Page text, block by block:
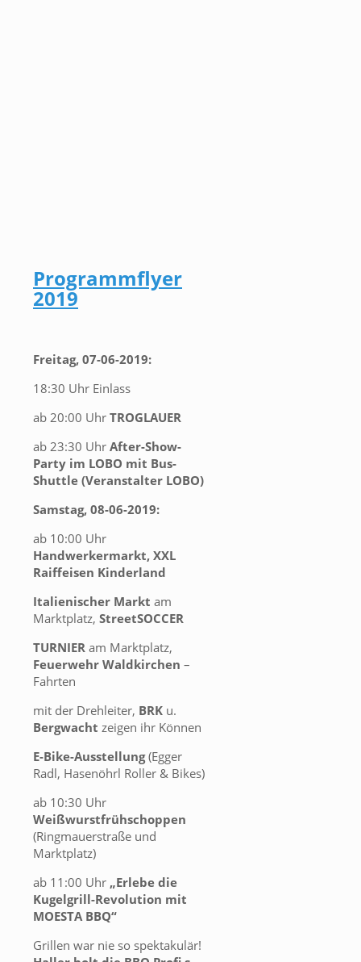
Programmflyer
2019
Freitag, 07-06-2019:
18:30 Uhr Einlass
ab 20:00 Uhr TROGLAUER
ab 23:30 Uhr After-Show-
Party im LOBO mit Bus-
Shuttle (Veranstalter LOBO)
Samstag, 08-06-2019:
ab 10:00 Uhr
Handwerkermarkt, XXL
Raiffeisen Kinderland
Italienischer Markt am
Marktplatz, StreetSOCCER
TURNIER am Marktplatz,
Feuerwehr Waldkirchen –
Fahrten
mit der Drehleiter, BRK u.
Bergwacht zeigen ihr Können
E-Bike-Ausstellung(Egger
Radl, Hasenöhrl Roller & Bikes)
ab 10:30 Uhr
Weißwurstfrühschoppen
(Ringmauerstraße und
Marktplatz)
ab 11:00 Uhr „Erlebe die
Kugelgrill-Revolution mit
MOESTA BBQ“
Grillen war nie so spektakulär!